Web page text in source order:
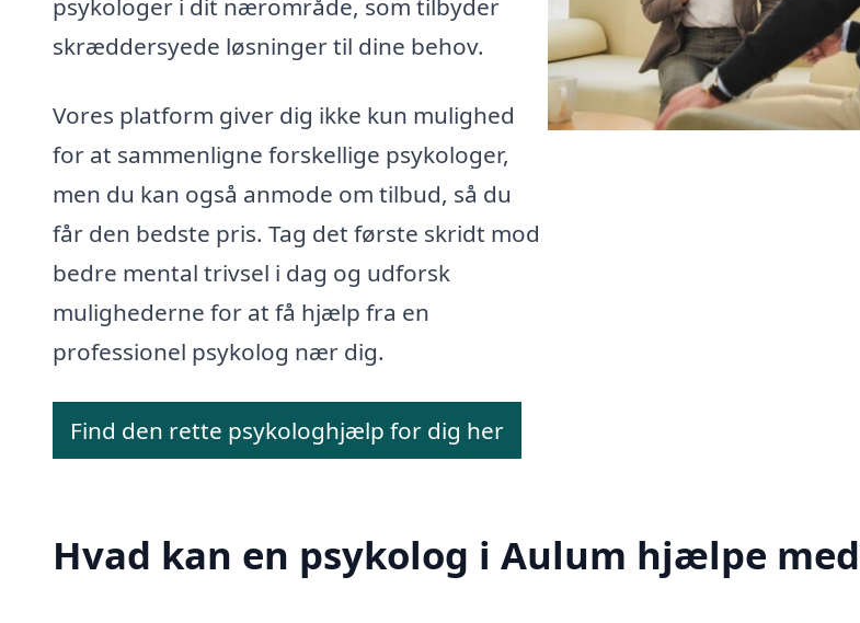
psykologer i dit nærområde, som tilbyder
skræddersyede løsninger til dine behov.
Vores platform giver dig ikke kun mulighed
for at sammenligne forskellige psykologer,
men du kan også anmode om tilbud, så du
får den bedste pris. Tag det første skridt mod
bedre mental trivsel i dag og udforsk
mulighederne for at få hjælp fra en
professionel psykolog nær dig.
Find den rette psykologhjælp for dig her
Hvad kan en psykolog i Aulum hjælpe